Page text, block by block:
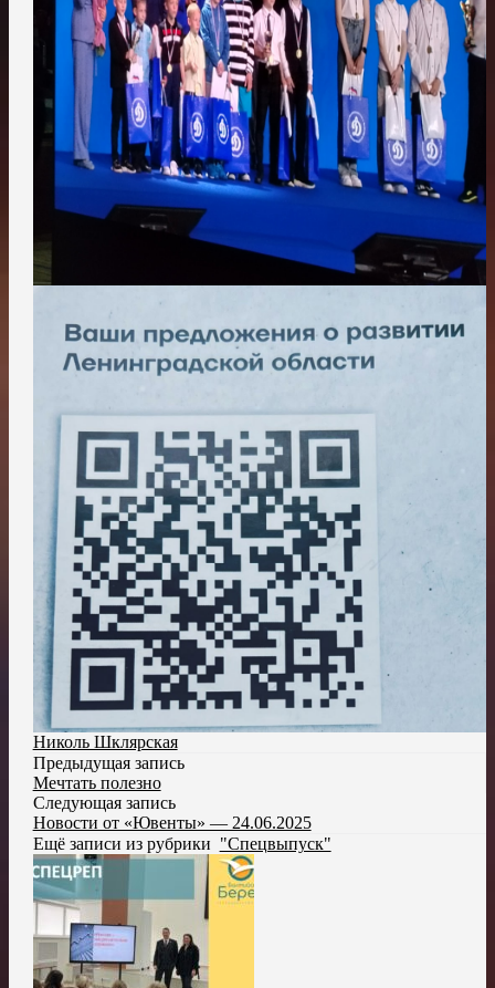
Николь Шклярская
Предыдущая запись
Мечтать полезно
Следующая запись
Новости от «Ювенты» — 24.06.2025
Ещё записи из рубрики "Спецвыпуск"